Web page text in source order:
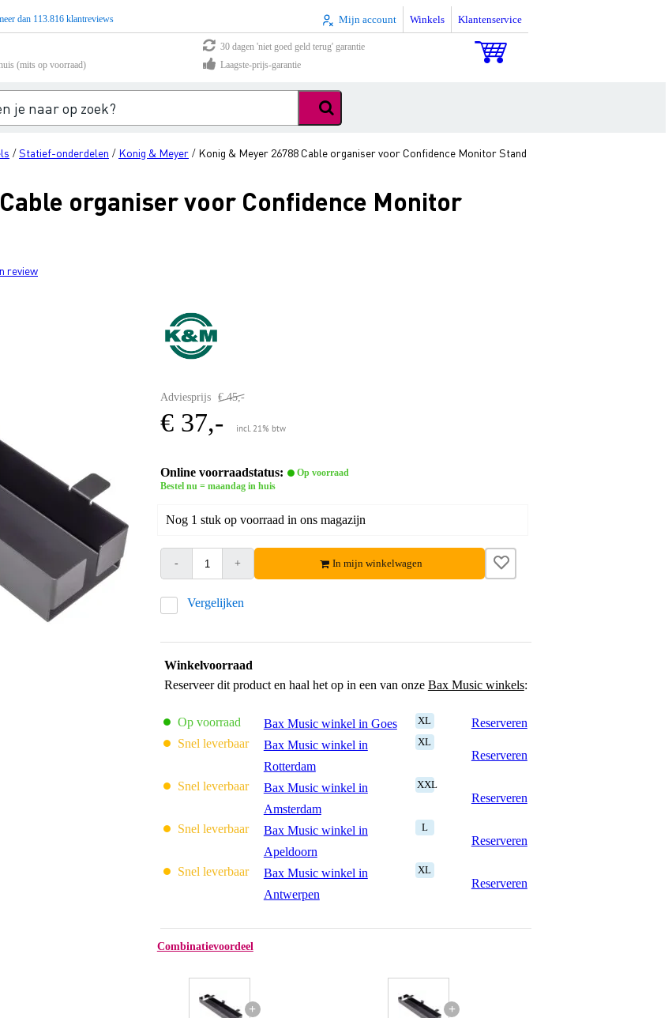
dan 113.816 klantreviews Mijn account Winkels Klantenservice
30 dagen 'niet goed geld terug' garantie
(mits op voorraad)
Laagste-prijs-garantie
/Statief-onderdelen / Konig & Meyer / Konig & Meyer 26788 Cable organiser voor Confidence Monitor Stand
organiser voor Confidence Monitor
review
Adviesprijs € 45,-
€ 37,- incl. 21% btw
Online voorraadstatus:
Op voorraad
Bestel nu = maandag in huis
Nog 1 stuk op voorraad in ons magazijn
- + In mijn winkelwagen
Vergelijken
Winkelvoorraad
Reserveer dit product en haal het op in een van onze Bax Music winkels:
Op voorraad Bax Music winkel in Goes XL
Reserveren
Snel leverbaar
Bax Music winkel in
Rotterdam
XL
Reserveren
Snel leverbaar
Bax Music winkel in
Amsterdam
XXL
Reserveren
Snel leverbaar
Bax Music winkel in
Apeldoorn
L
Reserveren
Snel leverbaar
Bax Music winkel in
Antwerpen
XL
Reserveren
Combinatievoordeel
+ +